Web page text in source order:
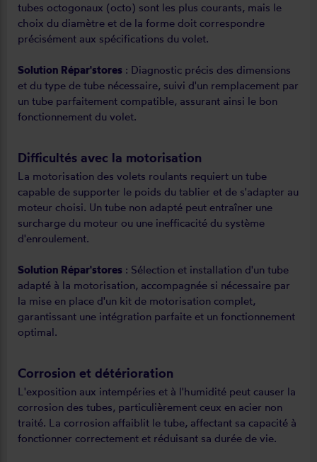
tubes octogonaux (octo) sont les plus courants, mais le
choix du diamètre et de la forme doit correspondre
précisément aux spécifications du volet.
Solution Répar'stores : Diagnostic précis des dimensions
et du type de tube nécessaire, suivi d'un remplacement par
un tube parfaitement compatible, assurant ainsi le bon
fonctionnement du volet.
Difficultés avec la motorisation
La motorisation des volets roulants requiert un tube
capable de supporter le poids du tablier et de s'adapter au
moteur choisi. Un tube non adapté peut entraîner une
surcharge du moteur ou une inefficacité du système
d'enroulement.
Solution Répar'stores : Sélection et installation d'un tube
adapté à la motorisation, accompagnée si nécessaire par
la mise en place d'un kit de motorisation complet,
garantissant une intégration parfaite et un fonctionnement
optimal.
Corrosion et détérioration
L'exposition aux intempéries et à l'humidité peut causer la
corrosion des tubes, particulièrement ceux en acier non
traité. La corrosion affaiblit le tube, affectant sa capacité à
fonctionner correctement et réduisant sa durée de vie.